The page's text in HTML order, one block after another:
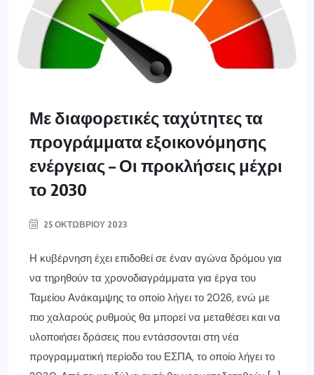
Με διαφορετικές ταχύτητες τα
προγράμματα εξοικονόμησης
ενέργειας – Οι προκλήσεις μέχρι
το 2030
25 ΟΚΤΩΒΡΊΟΥ 2023
Η κυβέρνηση έχει επιδοθεί σε έναν αγώνα δρόμου για
να τηρηθούν τα χρονοδιαγράμματα για έργα του
Ταμείου Ανάκαμψης το οποίο λήγει το 2026, ενώ με
πιο χαλαρούς ρυθμούς θα μπορεί να μεταθέσει και να
υλοποιήσει δράσεις που εντάσσονται στη νέα
προγραμματική περίοδο του ΕΣΠΑ, το οποίο λήγει το